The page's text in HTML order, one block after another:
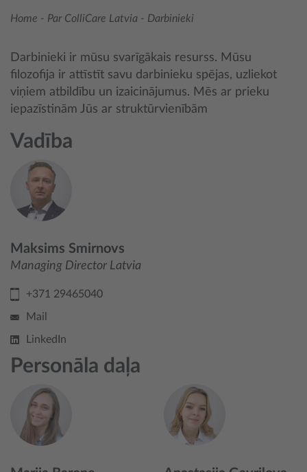
Home - Par ColliCare Latvia - Darbinieki
Darbinieki ir mūsu svarīgākais resurss. Mūsu
filozofija ir attīstīt savu darbinieku spējas, uzliekot
viņiem atbildību un izaicinājumus. Mēs ar prieku
iepazīstinām Jūs ar struktūrvienībām
Vadība
Maksims Smirnovs
Managing Director Latvia
+371 29465040
Mail
LinkedIn
Personāla daļa